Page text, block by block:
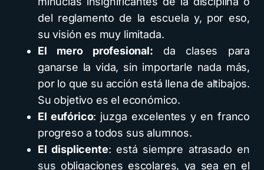
del reglamento de la escuela y, por eso,
su visión es muy limitada.
El mero profesional: da clases para
ganarse la vida, sin importarle nada más,
por lo que su acción está llena de altibajos.
Su objetivo es el económico.
El eufórico: juzga excelentes y en franco
progreso a todos sus alumnos.
El displicente: está siempre atrasado en
sus obligaciones escolares, ya sea en el